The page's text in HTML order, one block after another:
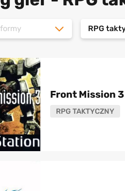
RPG
Front Mission 3
RPG TAKTYCZNY